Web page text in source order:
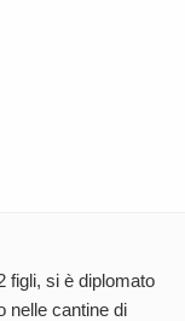
figli, si è diplomato
nelle cantine di